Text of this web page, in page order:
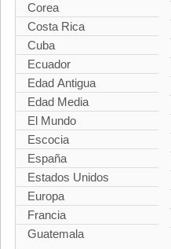
Corea
Costa Rica
Cuba
Ecuador
Edad Antigua
Edad Media
El Mundo
Escocia
España
Estados Unidos
Europa
Francia
Guatemala